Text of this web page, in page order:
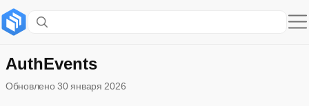
Реализации
WebAuthReject
AuthEvents
Обновлено 30 января 2026